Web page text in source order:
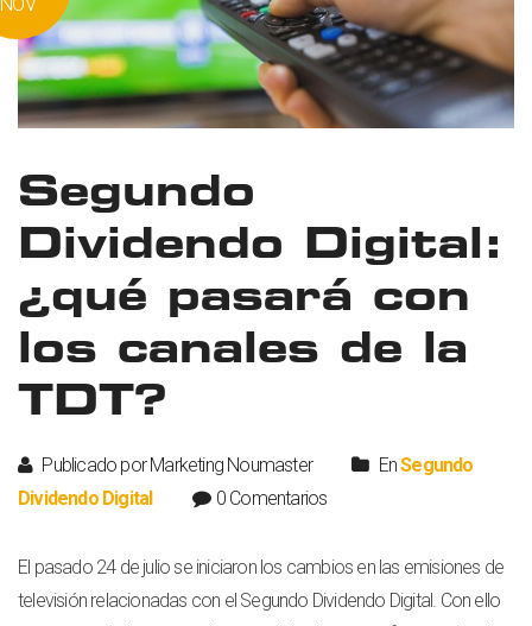
Segundo
Dividendo Digital:
¿qué pasará con
los canales de la
TDT?
Publicado por Marketing Noumaster EnSegundo
Dividendo Digital
0 Comentarios
El pasado 24 de julio se iniciaron los cambios en las emisiones de
televisión relacionadas con el Segundo Dividendo Digital. Con ello